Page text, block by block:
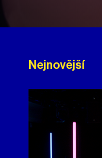
Nejnovější